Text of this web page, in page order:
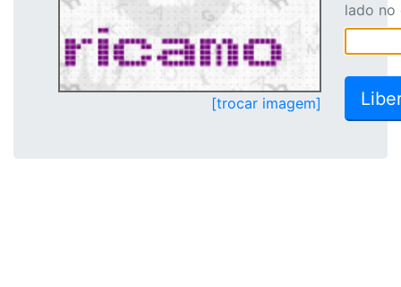
[trocar imagem]
lado no